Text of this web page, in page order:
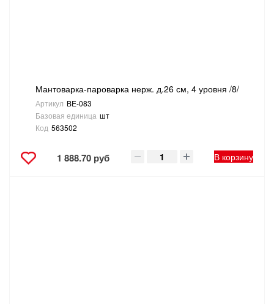
Мантоварка-пароварка нерж. д.26 см, 4 уровня /8/
Артикул BE-083
Базовая единица шт
Код 563502
1 888.70 руб В корзину